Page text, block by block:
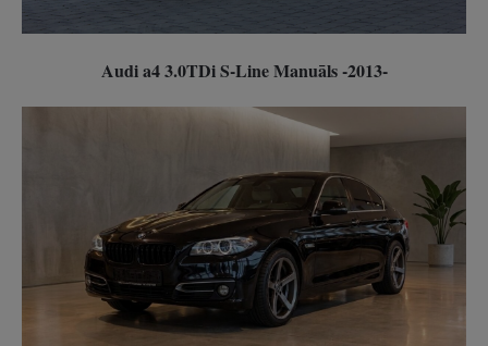
Audi a4 3.0TDi S-Line Manuāls -2013-